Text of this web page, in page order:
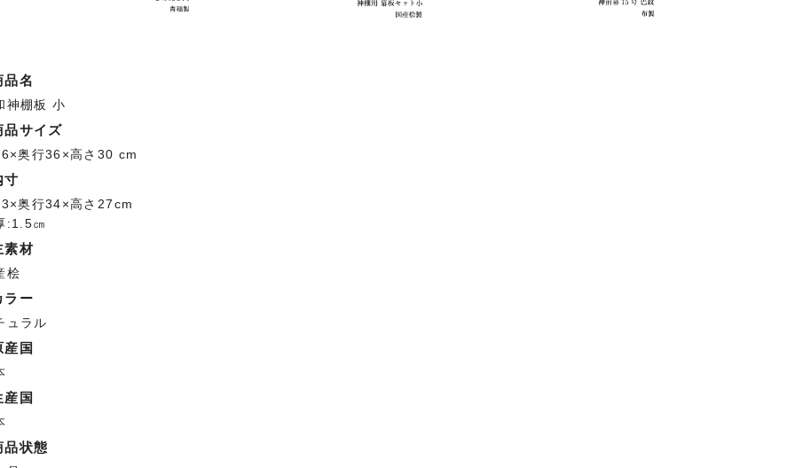
品名
神棚板 小
品サイズ
奥行36×高さ30 cm
寸
奥行34×高さ27cm
:1.5㎝
素材
桧
ラー
ュラル
産国
産国
品状態